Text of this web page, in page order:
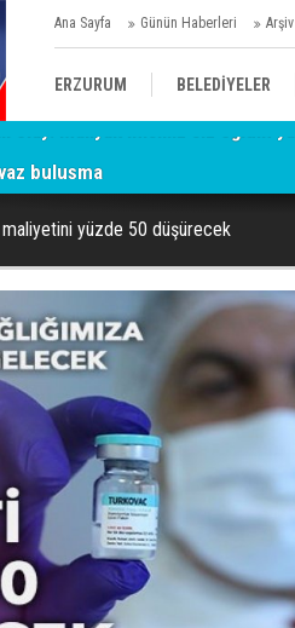
Ana Sayfa Günün Haberleri Arşiv
ERZURUM BELEDİYELER
KÜLTÜR/SANAT//MAĞAZİN
buluşma
maliyetini yüzde 50 düşürecek